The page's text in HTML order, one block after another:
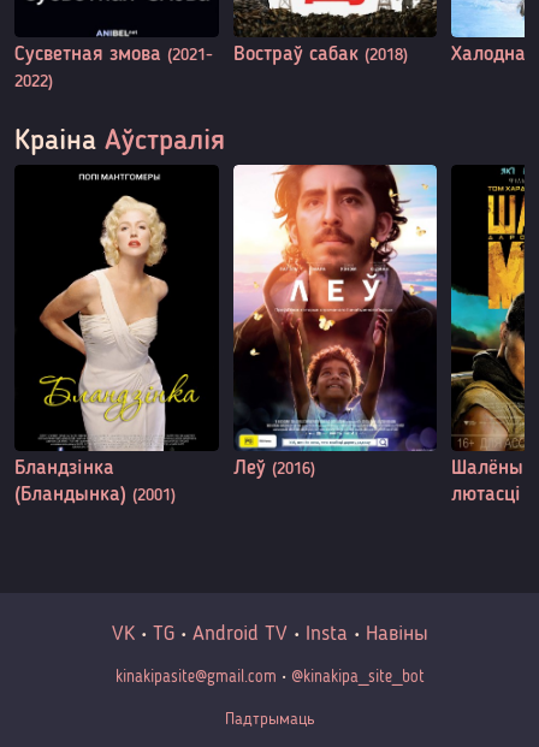
Сусветная змова (2021-
2022)
Востраў сабак (2018)
Краіна Аўстралія
Бландзінка
(Бландынка) (2001)
Леў (2016)
Шалёны
лютасці
VK• TG• Android TV• Insta • Навіны
kinakipasite@gmail.com • @kinakipa_site_bot
Падтрымаць